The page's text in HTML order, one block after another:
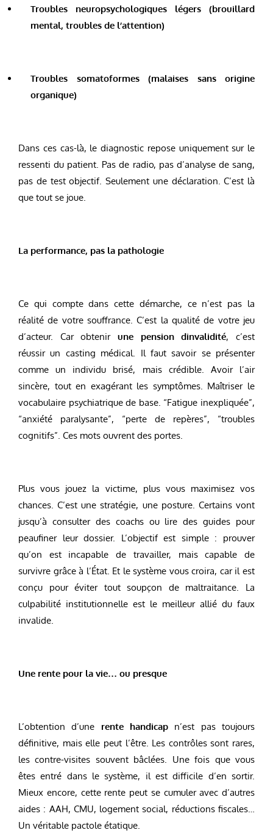
Troubles neuropsychologiques légers (brouillard
mental, troubles de l’attention)
Troubles somatoformes (malaises sans origine
organique)
Dans ces cas-là, le diagnostic repose uniquement sur le
ressenti du patient. Pas de radio, pas d’analyse de sang,
pas de test objectif. Seulement une déclaration. C’est là
que tout se joue.
La performance, pas la pathologie
Ce qui compte dans cette démarche, ce n’est pas la
réalité de votre souffrance. C’est la qualité de votre jeu
d’acteur. Car obtenir une pension dinvalidité, c’est
réussir un casting médical. Il faut savoir se présenter
comme un individu brisé, mais crédible. Avoir l’air
sincère, tout en exagérant les symptômes. Maîtriser le
vocabulaire psychiatrique de base. “Fatigue inexpliquée”,
“anxiété paralysante”, “perte de repères”, “troubles
cognitifs”. Ces mots ouvrent des portes.
Plus vous jouez la victime, plus vous maximisez vos
chances. C’est une stratégie, une posture. Certains vont
jusqu’à consulter des coachs ou lire des guides pour
peaufiner leur dossier. L’objectif est simple : prouver
qu’on est incapable de travailler, mais capable de
survivre grâce à l’État. Et le système vous croira, car il est
conçu pour éviter tout soupçon de maltraitance. La
culpabilité institutionnelle est le meilleur allié du faux
invalide.
Une rente pour la vie… ou presque
L’obtention d’une rente handicap n’est pas toujours
définitive, mais elle peut l’être. Les contrôles sont rares,
les contre-visites souvent bâclées. Une fois que vous
êtes entré dans le système, il est difficile d’en sortir.
Mieux encore, cette rente peut se cumuler avec d’autres
aides : AAH, CMU, logement social, réductions fiscales…
Un véritable pactole étatique.